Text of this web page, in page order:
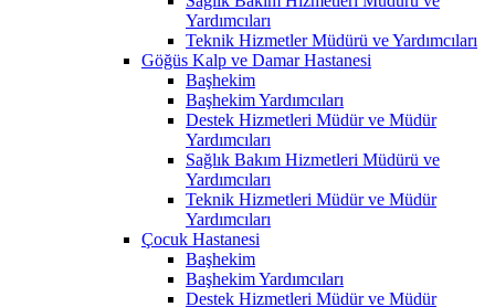
Yardımcıları
Teknik Hizmetler Müdürü ve Yardımcıları
Göğüs Kalp ve Damar Hastanesi
Başhekim
Başhekim Yardımcıları
Destek Hizmetleri Müdür ve Müdür
Yardımcıları
Sağlık Bakım Hizmetleri Müdürü ve
Yardımcıları
Teknik Hizmetleri Müdür ve Müdür
Yardımcıları
Çocuk Hastanesi
Başhekim
Başhekim Yardımcıları
Destek Hizmetleri Müdür ve Müdür